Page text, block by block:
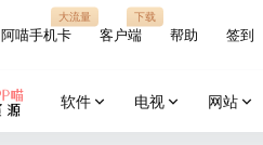
阿喵手机卡
大流量
客户端
下载
帮助 签到
软件 电视 网站